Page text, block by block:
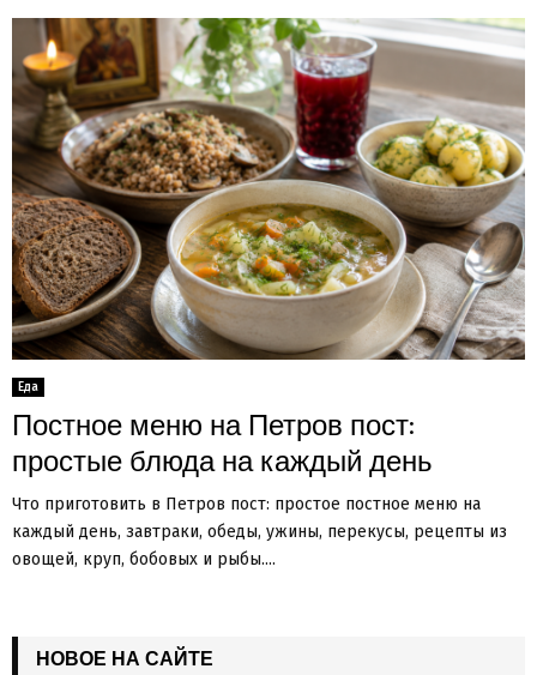
Еда
Постное меню на Петров пост:
простые блюда на каждый день
Что приготовить в Петров пост: простое постное меню на
каждый день, завтраки, обеды, ужины, перекусы, рецепты из
овощей, круп, бобовых и рыбы....
НОВОЕ НА САЙТЕ